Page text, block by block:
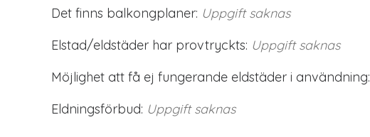
Det finns balkongplaner: Uppgift saknas
Elstad/eldstäder har provtryckts: Uppgift saknas
Möjlighet att få ej fungerande eldstäder i användning:
Eldningsförbud: Uppgift saknas